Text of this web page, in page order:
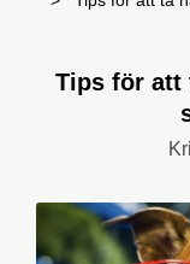
Tips för att